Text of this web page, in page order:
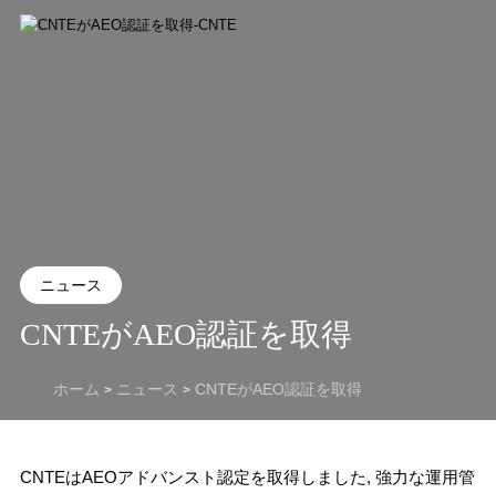
ニュース
CNTEがAEO認証を取得
ホーム > ニュース > CNTEがAEO認証を取得
CNTEはAEOアドバンスト認定を取得しました, 強力な運用管